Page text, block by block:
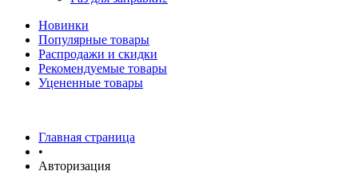
Новинки
Популярные товары
Распродажи и скидки
Рекомендуемые товары
Уцененные товары
Главная страница
•
Авторизация